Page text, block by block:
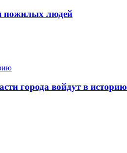
пожилых людей
города войдут в историю